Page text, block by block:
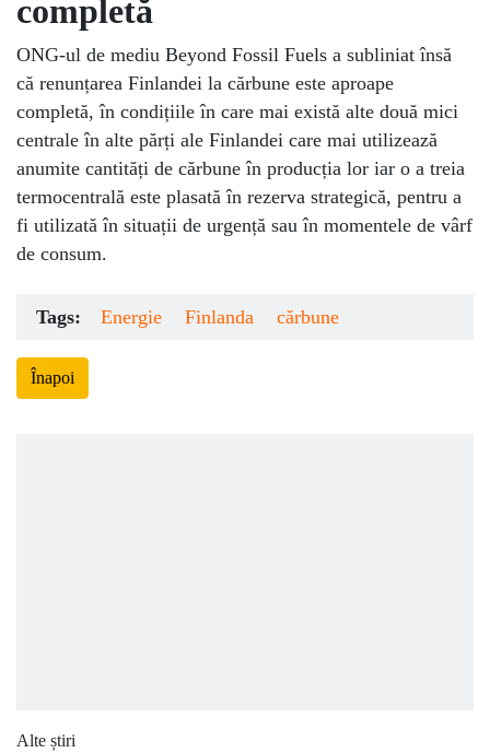
completă
ONG-ul de mediu Beyond Fossil Fuels a subliniat însă
că renunțarea Finlandei la cărbune este aproape
completă, în condițiile în care mai există alte două mici
centrale în alte părți ale Finlandei care mai utilizează
anumite cantități de cărbune în producția lor iar o a treia
termocentrală este plasată în rezerva strategică, pentru a
fi utilizată în situații de urgență sau în momentele de vârf
de consum.
Tags: Energie Finlanda cărbune
Înapoi
Alte știri